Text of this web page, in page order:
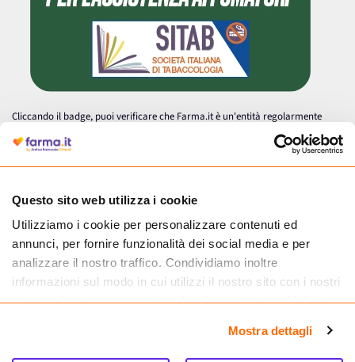
Questo sito web utilizza i cookie
Utilizziamo i cookie per personalizzare contenuti ed
annunci, per fornire funzionalità dei social media e per
analizzare il nostro traffico. Condividiamo inoltre
informazioni sul modo in cui utilizzi il nostro sito con i nostri
partner che si occupano di analisi dei dati web, pubblicità e
informazioni che hai fornito loro o che hanno raccolto dal
tuo utilizzo dei loro servizi.
Mostra dettagli
Cliccando il badge, puoi verificare che Farma.it è un'entità regolarmente
autorizzata dal Ministero della Salute a effettuare la vendita online di
medicinali.